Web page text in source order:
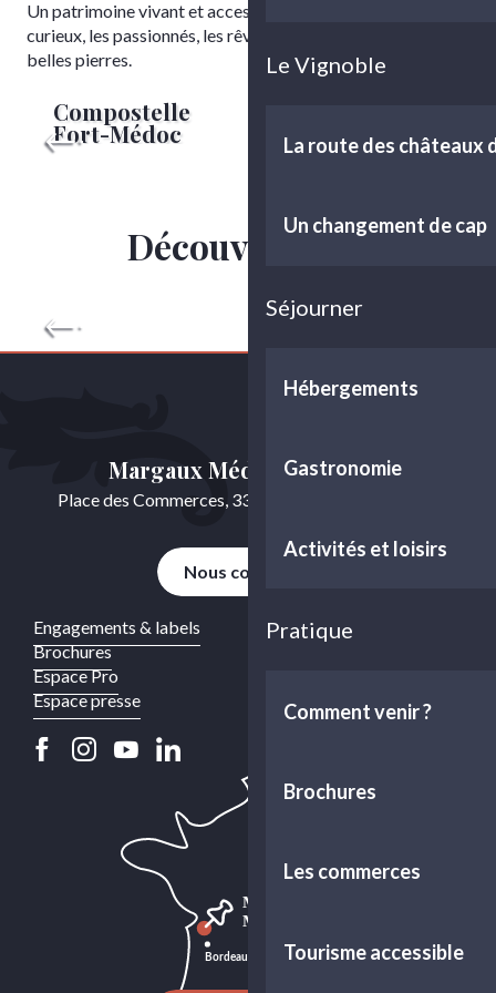
Le Vignoble
La route des châteaux
Un changement de cap
Séjourner
Hébergements
Gastronomie
Activités et loisirs
Pratique
Comment venir ?
Brochures
Les commerces
Tourisme accessible
Un patrimoine vivant et accessible, qui parle à tous les
curieux, les passionnés, les rêveurs et les amoureux des
belles pierres.
Le Chemin de
Saint-Jacques-
de-
Compostelle
Nos Vieilles
Fort-Médoc
Découvrir plus
Un changement de cap
Engagements & labels
Brochures
Espace Pro
Espace presse
Margaux Médoc Tourisme
Place des Commerces, 33460 Cussac-Fort-Médoc
Nous contacter